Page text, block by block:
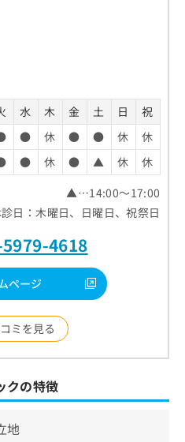
水 木 金 土 日
祝
● 休 ● ● 休
休
● 休 ● ▲ 休
休
▲…14:00～17:00
日：木曜日、日曜日、祝祭日
4618
ページ
ミを見る
クの特徴
地